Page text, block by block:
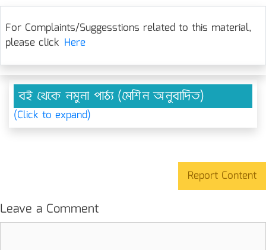
For Complaints/Suggesstions related to this material,
please click Here
বই থেকে নমুনা পাঠ্য (মেশিন অনুবাদিত)
(Click to expand)
Report Content
Leave a Comment